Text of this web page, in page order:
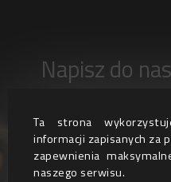
Ta strona
informacji zapisanych za
zapewnienia
naszego serwisu.
Napisz do
Masz pytanie?
produkt? Napisz do